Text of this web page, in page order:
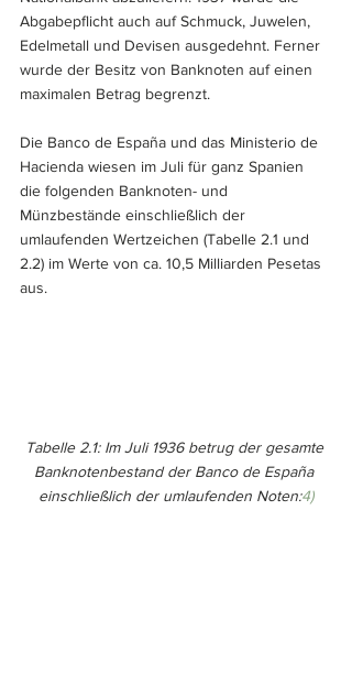
Abgabepflicht auch auf Schmuck, Juwelen,
Edelmetall und Devisen ausgedehnt. Ferner
wurde der Besitz von Banknoten auf einen
maximalen Betrag begrenzt.
Die Banco de España und das Ministerio de
Hacienda wiesen im Juli für ganz Spanien
die folgenden Banknoten- und
Münzbestände einschließlich der
umlaufenden Wertzeichen (Tabelle 2.1 und
2.2) im Werte von ca. 10,5 Milliarden Pesetas
aus.
Tabelle 2.1: Im Juli 1936 betrug der gesamte
Banknotenbestand der Banco de España
einschließlich der umlaufenden Noten:4)